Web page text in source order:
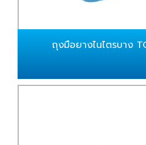
ถุงมือยางไนไตรบาง